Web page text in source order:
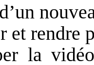
et rendre
la